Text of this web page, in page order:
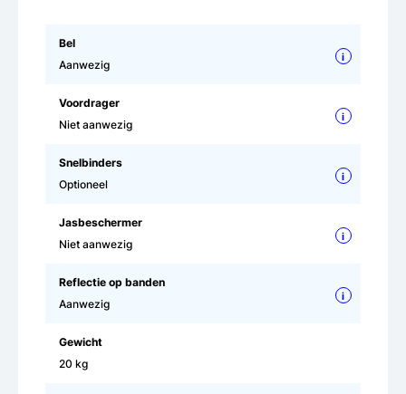
Bel
Aanwezig
i
Voordrager
Niet aanwezig
i
Snelbinders
Optioneel
i
Jasbeschermer
Niet aanwezig
i
Reflectie op banden
Aanwezig
i
Gewicht
20 kg